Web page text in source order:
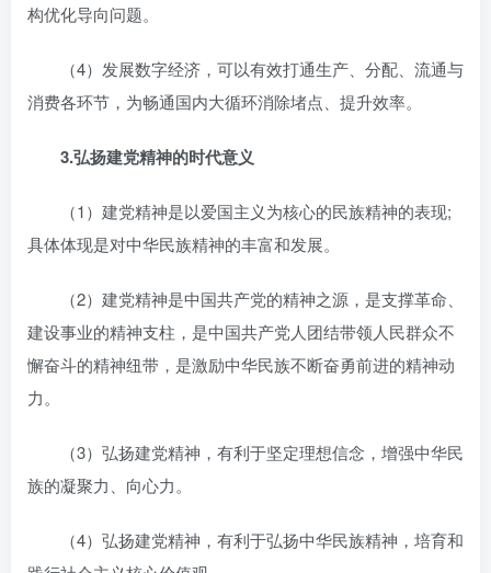
构优化导向问题。
（4）发展数字经济，可以有效打通生产、分配、流通与
消费各环节，为畅通国内大循环消除堵点、提升效率。
3.弘扬建党精神的时代意义
（1）建党精神是以爱国主义为核心的民族精神的表现;
具体体现是对中华民族精神的丰富和发展。
（2）建党精神是中国共产党的精神之源，是支撑革命、
建设事业的精神支柱，是中国共产党人团结带领人民群众不
懈奋斗的精神纽带，是激励中华民族不断奋勇前进的精神动
力。
（3）弘扬建党精神，有利于坚定理想信念，增强中华民
族的凝聚力、向心力。
（4）弘扬建党精神，有利于弘扬中华民族精神，培育和